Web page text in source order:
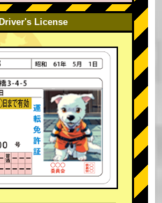
License